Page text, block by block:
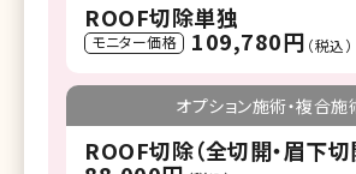
ROOF切除単独
モニター価格 109,780円 （税込）
オプション施術・複合施
ROOF切除（全切開・眉下切